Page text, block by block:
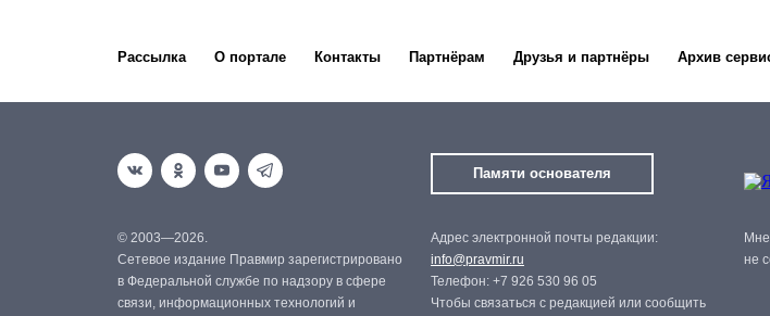
Рассылка О портале Контакты Партнёрам Друзья и партнёры Архив
Памяти основателя
© 2003—2026.
Сетевое издание Правмир зарегистрировано
в Федеральной службе по надзору в сфере
связи, информационных технологий и
Адрес электронной почты редакции:
info@pravmir.ru
Телефон: +7 926 530 96 05
Чтобы связаться с редакцией или сообщить
не